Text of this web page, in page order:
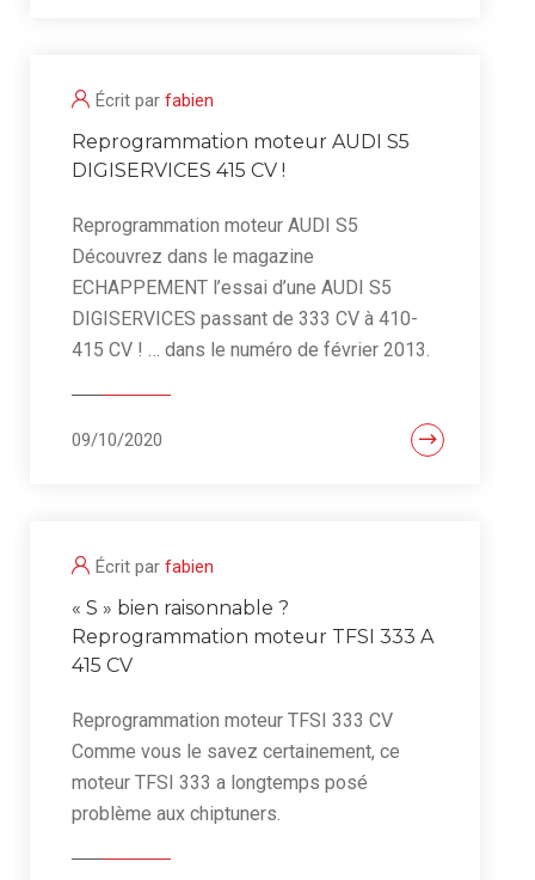
Écrit par fabien
Reprogrammation moteur AUDI S5
DIGISERVICES 415 CV !
Reprogrammation moteur AUDI S5
Découvrez dans le magazine
ECHAPPEMENT l’essai d’une AUDI S5
DIGISERVICES passant de 333 CV à 410-
415 CV ! … dans le numéro de février 2013.
09/10/2020
Écrit par fabien
« S » bien raisonnable ?
Reprogrammation moteur TFSI 333 A
415 CV
Reprogrammation moteur TFSI 333 CV
Comme vous le savez certainement, ce
moteur TFSI 333 a longtemps posé
problème aux chiptuners.